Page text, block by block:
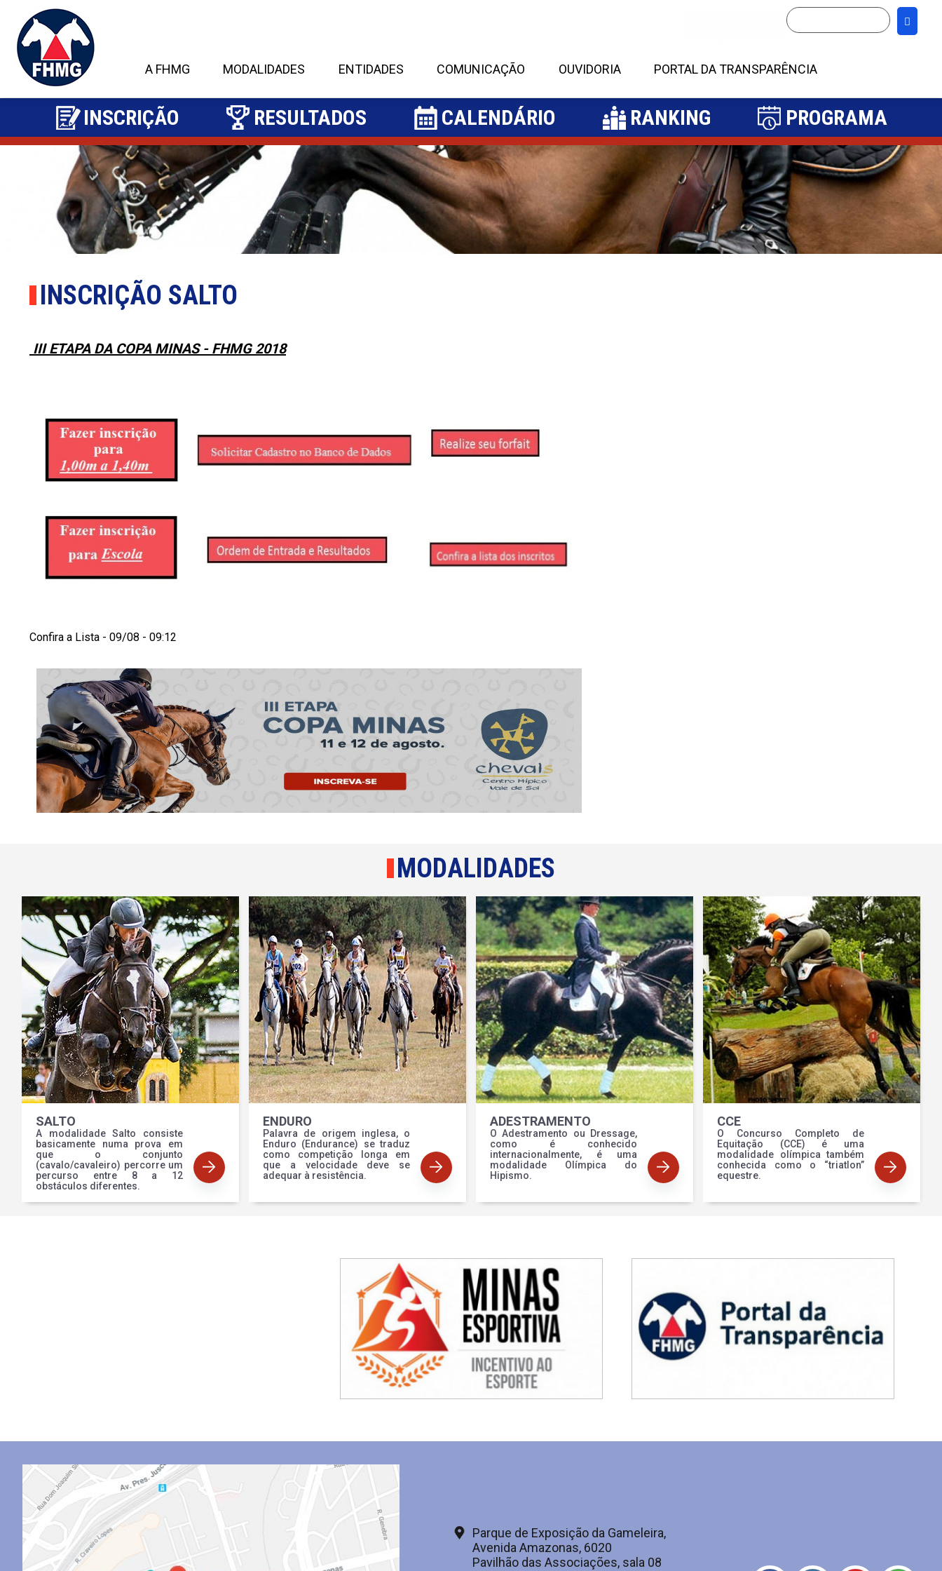
A FHMG MODALIDADES ENTIDADES COMUNICAÇÃO OUVIDORIA PORTAL DA TRANSPARÊNCIA
INSCRIÇÃO RESULTADOS CALENDÁRIO RANKING PROGRAMA
INSCRIÇÃO SALTO
III ETAPA DA COPA MINAS - FHMG 2018
Confira a Lista - 09/08 - 09:12
MODALIDADES
SALTO
A modalidade Salto consiste
basicamente numa prova em
que o conjunto
(cavalo/cavaleiro) percorre um
percurso entre 8 a 12
obstáculos diferentes.
ENDURO
Palavra de origem inglesa, o
Enduro (Endurance) se traduz
como competição longa em
que a velocidade deve se
adequar à resistência.
ADESTRAMENTO
O Adestramento ou Dressage,
como é conhecido
internacionalmente, é uma
modalidade Olímpica do
Hipismo.
CCE
O Concurso Completo de
Equitação (CCE) é uma
modalidade olímpica também
conhecida como o “triatlon”
equestre.
Parque de Exposição da Gameleira,
Avenida Amazonas, 6020
Pavilhão das Associações, sala 08